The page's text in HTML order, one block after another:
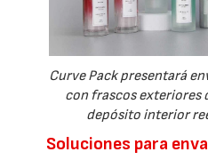
Curve Pack presentará
con frascos exteriores
depósito interior
Soluciones para